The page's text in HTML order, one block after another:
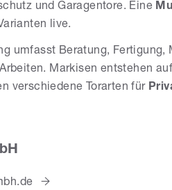
und Garagentore. Eine
live.
umfasst Beratung, Fertigung,
Markisen entstehen
verschiedene Torarten für